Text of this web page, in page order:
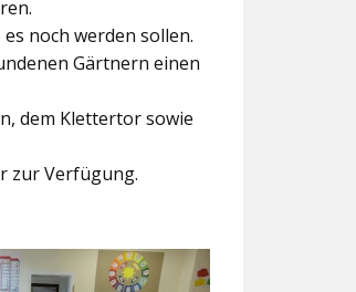
noch werden sollen.
Gärtnern einen
dem Klettertor sowie
zur Verfügung.